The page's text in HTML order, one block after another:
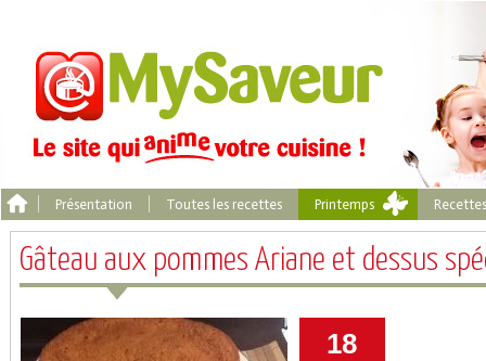
Présentation Toutes les recettes Printemps
Gâteau aux pommes Ariane et dessus
18